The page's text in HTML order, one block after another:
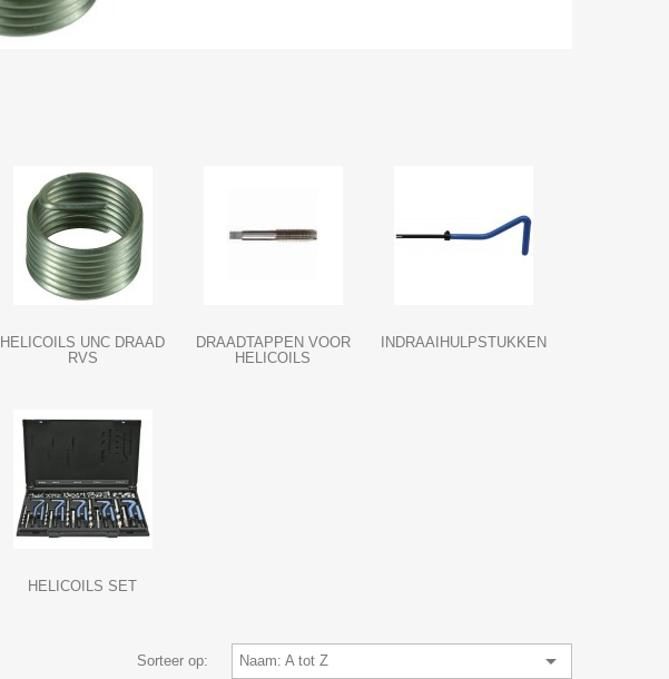
HELICOILS UNC DRAAD
RVS
DRAADTAPPEN VOOR
HELICOILS
INDRAAIHULPSTUKKEN
HELICOILS SET
Sorteer op: Naam: A tot Z 